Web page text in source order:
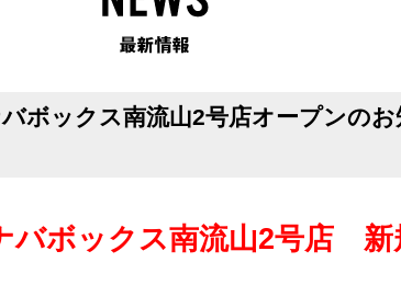
バボックス南流山2号店オープンの
ボックス南流山2号店 新